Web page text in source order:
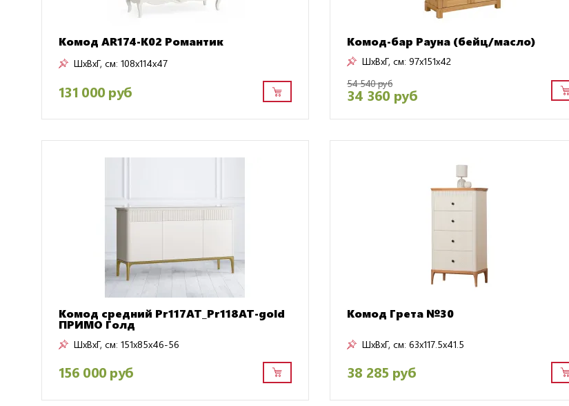
Комод AR174-K02 Романтик
ШxВxГ, см: 108x114x47
131 000 руб
Комод-бар Рауна (бейц/масло)
ШxВxГ, см: 97x151x42
54 540 руб
34 360 руб
Комод средний Pr117AT_Pr118AT-gold
ПРИМО Голд
ШxВxГ, см: 151x85x46-56
156 000 руб
Комод Грета №30
ШxВxГ, см: 63x117.5x41.5
38 285 руб